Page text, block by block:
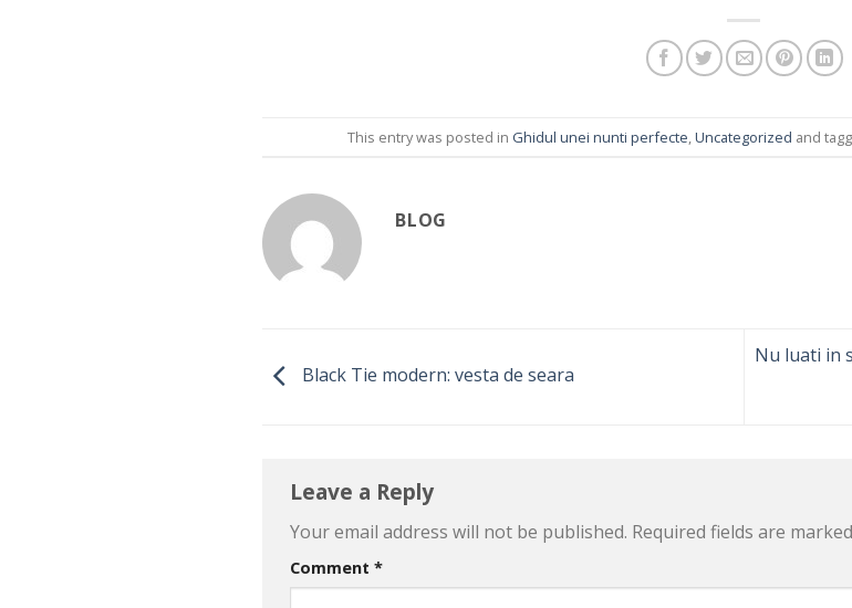
This entry was posted in Ghidul unei nunti perfecte Uncategorized and
BLOG
Black Tie modern: vesta de seara
Nu luati in
Leave a Reply
Your email address will not be published. Required fields are marked
Comment *